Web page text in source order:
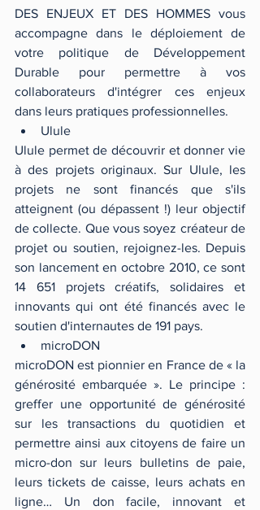
DES ENJEUX ET DES HOMMES vous
accompagne dans le déploiement de
votre politique de Développement
Durable pour permettre à vos
collaborateurs d'intégrer ces enjeux
dans leurs pratiques professionnelles.
Ulule
Ulule permet de découvrir et donner vie
à des projets originaux. Sur Ulule, les
projets ne sont financés que s'ils
atteignent (ou dépassent !) leur objectif
de collecte. Que vous soyez créateur de
projet ou soutien, rejoignez-les. Depuis
son lancement en octobre 2010, ce sont
14 651 projets créatifs, solidaires et
innovants qui ont été financés avec le
soutien d'internautes de 191 pays.
microDON
microDON est pionnier en France de « la
générosité embarquée ». Le principe :
greffer une opportunité de générosité
sur les transactions du quotidien et
permettre ainsi aux citoyens de faire un
micro-don sur leurs bulletins de paie,
leurs tickets de caisse, leurs achats en
ligne… Un don facile, innovant et